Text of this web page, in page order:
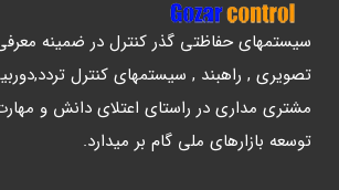
سیستمهای حفاظتی گذر کنترل در ضمینه
تصویری , راهبند , سیستمهای کنترل
مشتری مداری در راستای اعتلای دانش و
توسعه بازارهای ملی گام بر میدارد.